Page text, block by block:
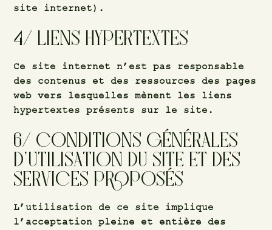
site internet).
4/ LIENS HYPERTEXTES
Ce site internet n’est pas responsable
des contenus et des ressources des pages
web vers lesquelles mènent les liens
hypertextes présents sur le site.
6/ CONDITIONS GÉNÉRALES
D’UTILISATION DU SITE ET DES
SERVICES PROPOSÉS
L’utilisation de ce site implique
l’acceptation pleine et entière des